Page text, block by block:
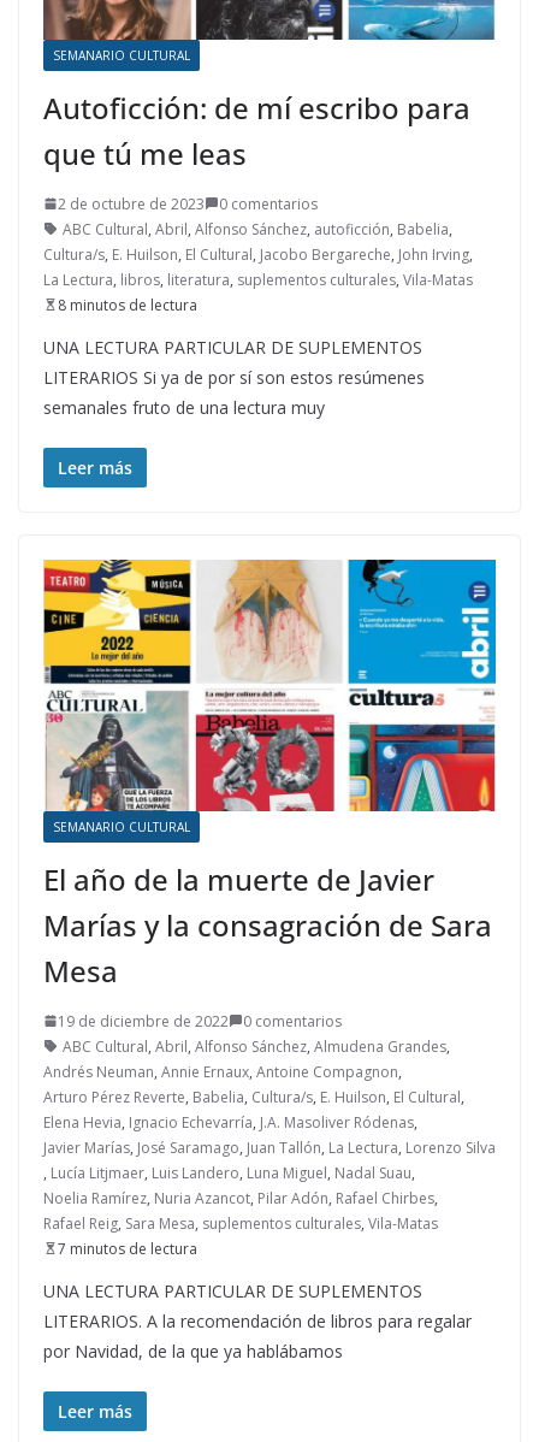
SEMANARIO CULTURAL
Autoficción: de mí escribo para
que tú me leas
2 de octubre de 2023
0 comentarios
ABC Cultural, Abril, Alfonso Sánchez, autoficción, Babelia,
Cultura/s, E. Huilson, El Cultural, Jacobo Bergareche, John Irving,
La Lectura, libros, literatura, suplementos culturales, Vila-Matas
8 minutos de lectura
UNA LECTURA PARTICULAR DE SUPLEMENTOS
LITERARIOS Si ya de por sí son estos resúmenes
semanales fruto de una lectura muy
Leer más
SEMANARIO CULTURAL
El año de la muerte de Javier
Marías y la consagración de Sara
Mesa
19 de diciembre de 2022
0 comentarios
ABC Cultural, Abril, Alfonso Sánchez, Almudena Grandes,
Andrés Neuman, Annie Ernaux, Antoine Compagnon,
Arturo Pérez Reverte, Babelia, Cultura/s, E. Huilson, El Cultural,
Elena Hevia, Ignacio Echevarría, J.A. Masoliver Ródenas,
Javier Marías, José Saramago, Juan Tallón, La Lectura, Lorenzo Silva
, Lucía Litjmaer, Luis Landero, Luna Miguel, Nadal Suau,
Noelia Ramírez, Nuria Azancot, Pilar Adón, Rafael Chirbes,
Rafael Reig, Sara Mesa, suplementos culturales, Vila-Matas
7 minutos de lectura
UNA LECTURA PARTICULAR DE SUPLEMENTOS
LITERARIOS. A la recomendación de libros para regalar
por Navidad, de la que ya hablábamos
Leer más